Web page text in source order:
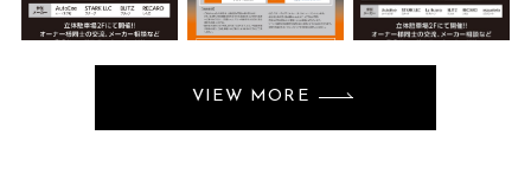
VIEW MORE